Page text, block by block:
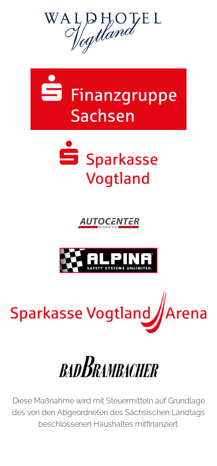
Diese Maßnahme wird mit Steuermitteln auf Grundlage
des von den Abgeordneten des Sächsischen Landtags
beschlossenen Haushaltes mitfinanziert.